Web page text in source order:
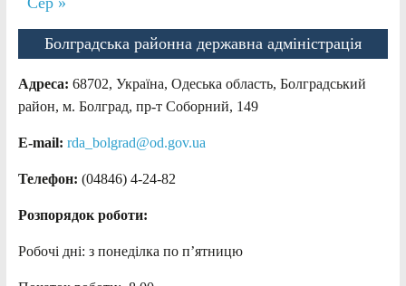
Болградська районна державна адміністрація
Адреса: 68702, Україна, Одеська область, Болградський
район, м. Болград, пр-т Соборний, 149
E-mail: rda_bolgrad@od.gov.ua
Телефон: (04846) 4-24-82
Розпорядок роботи:
Робочі дні: з понеділка по п’ятницю